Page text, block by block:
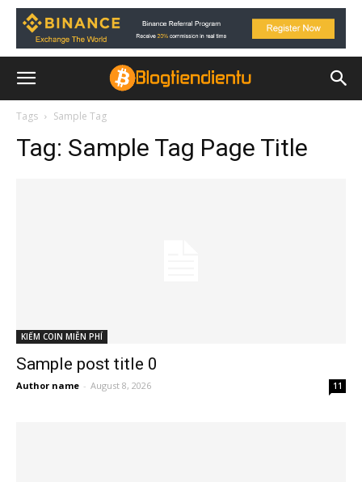
Tags Sample Tag
Tag: Sample Tag Page Title
KIẾM COIN MIỄN PHÍ
Sample post title 0
Author name - August 8, 2026 11